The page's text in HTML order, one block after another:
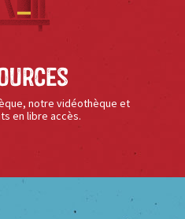
notre vidéothèque et
en libre accès.